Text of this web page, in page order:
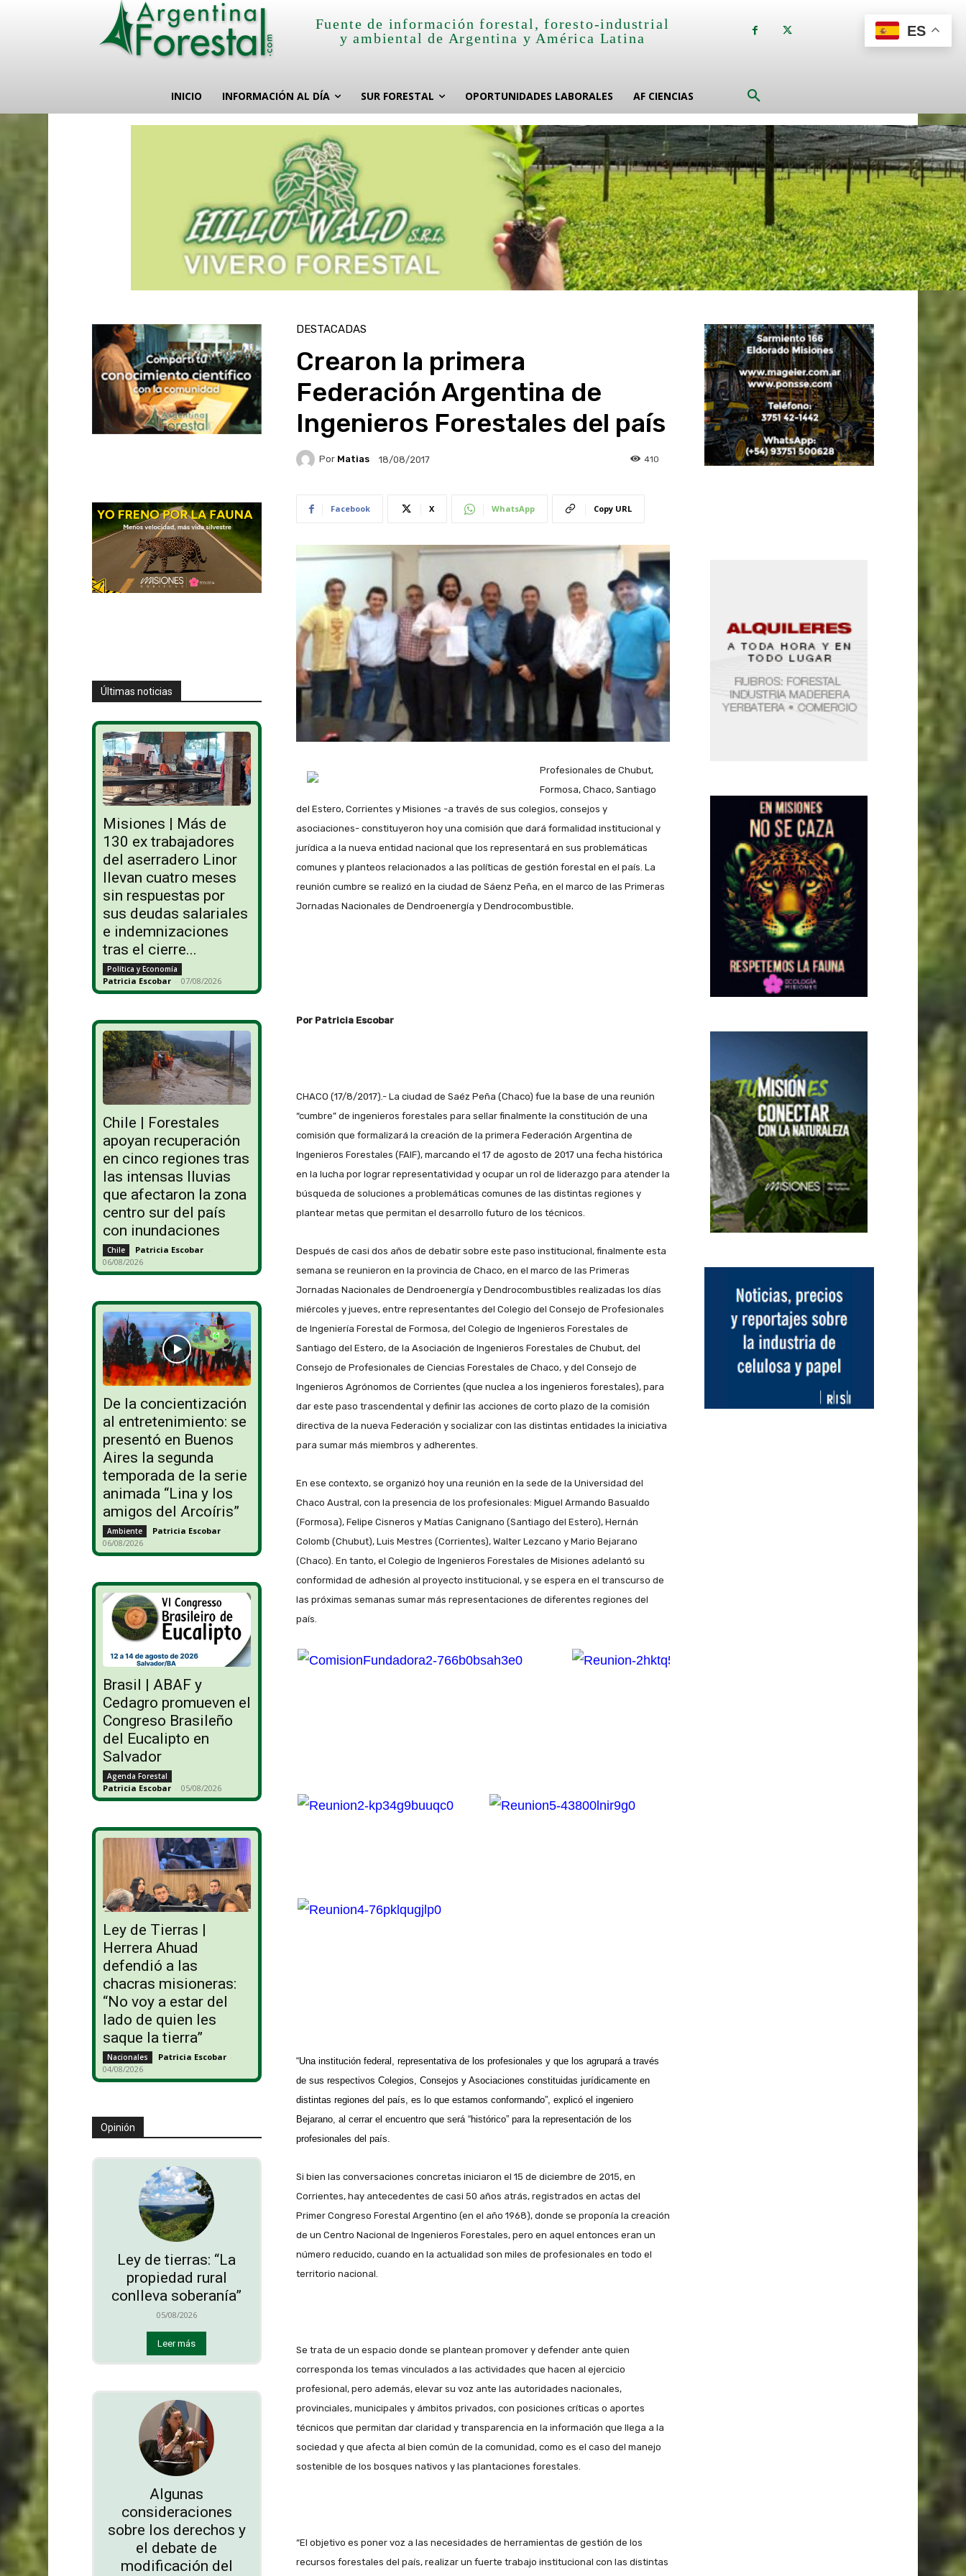
Fuente de información forestal, foresto-industrial
y ambiental de Argentina y América Latina
INICIO INFORMACIÓN AL DÍA SUR FORESTAL OPORTUNIDADES LABORALES AF CIENCIAS
Últimas noticias
Misiones | Más de
130 ex trabajadores
del aserradero Linor
llevan cuatro meses
sin respuestas por
sus deudas salariales
e indemnizaciones
tras el cierre...
Política y Economía
Patricia Escobar - 07/08/2026
Chile | Forestales
apoyan recuperación
en cinco regiones tras
las intensas lluvias
que afectaron la zona
centro sur del país
con inundaciones
Chile Patricia Escobar -
06/08/2026
De la concientización
al entretenimiento: se
presentó en Buenos
Aires la segunda
temporada de la serie
animada “Lina y los
amigos del Arcoíris”
Ambiente Patricia Escobar -
06/08/2026
Brasil | ABAF y
Cedagro promueven el
Congreso Brasileño
del Eucalipto en
Salvador
Agenda Forestal
Patricia Escobar - 05/08/2026
Ley de Tierras |
Herrera Ahuad
defendió a las
chacras misioneras:
“No voy a estar del
lado de quien les
saque la tierra”
Nacionales Patricia Escobar -
04/08/2026
Opinión
Ley de tierras: “La
propiedad rural
conlleva soberanía”
05/08/2026
Leer más
Algunas
consideraciones
sobre los derechos y
el debate de
modificación del
DESTACADAS
Crearon la primera
Federación Argentina de
Ingenieros Forestales del país
Por Matias 18/08/2017 410
Facebook X WhatsApp Copy URL
Profesionales de Chubut,
Formosa, Chaco, Santiago
del Estero, Corrientes y Misiones -a través de sus colegios, consejos y
asociaciones- constituyeron hoy una comisión que dará formalidad institucional y
jurídica a la nueva entidad nacional que los representará en sus problemáticas
comunes y planteos relacionados a las políticas de gestión forestal en el país. La
reunión cumbre se realizó en la ciudad de Sáenz Peña, en el marco de las Primeras
Jornadas Nacionales de Dendroenergía y Dendrocombustible.
Por Patricia Escobar
CHACO (17/8/2017).- La ciudad de Saéz Peña (Chaco) fue la base de una reunión
“cumbre” de ingenieros forestales para sellar finalmente la constitución de una
comisión que formalizará la creación de la primera Federación Argentina de
Ingenieros Forestales (FAIF), marcando el 17 de agosto de 2017 una fecha histórica
en la lucha por lograr representatividad y ocupar un rol de liderazgo para atender la
búsqueda de soluciones a problemáticas comunes de las distintas regiones y
plantear metas que permitan el desarrollo futuro de los técnicos.
Después de casi dos años de debatir sobre este paso institucional, finalmente esta
semana se reunieron en la provincia de Chaco, en el marco de las Primeras
Jornadas Nacionales de Dendroenergía y Dendrocombustibles realizadas los días
miércoles y jueves, entre representantes del Colegio del Consejo de Profesionales
de Ingeniería Forestal de Formosa, del Colegio de Ingenieros Forestales de
Santiago del Estero, de la Asociación de Ingenieros Forestales de Chubut, del
Consejo de Profesionales de Ciencias Forestales de Chaco, y del Consejo de
Ingenieros Agrónomos de Corrientes (que nuclea a los ingenieros forestales), para
dar este paso trascendental y definir las acciones de corto plazo de la comisión
directiva de la nueva Federación y socializar con las distintas entidades la iniciativa
para sumar más miembros y adherentes.
En ese contexto, se organizó hoy una reunión en la sede de la Universidad del
Chaco Austral, con la presencia de los profesionales: Miguel Armando Basualdo
(Formosa), Felipe Cisneros y Matías Canignano (Santiago del Estero), Hernán
Colomb (Chubut), Luis Mestres (Corrientes), Walter Lezcano y Mario Bejarano
(Chaco). En tanto, el Colegio de Ingenieros Forestales de Misiones adelantó su
conformidad de adhesión al proyecto institucional, y se espera en el transcurso de
las próximas semanas sumar más representaciones de diferentes regiones del
país.
“Una institución federal, representativa de los profesionales y que los agrupará a través
de sus respectivos Colegios, Consejos y Asociaciones constituidas jurídicamente en
distintas regiones del país, es lo que estamos conformando”, explicó el ingeniero
Bejarano, al cerrar el encuentro que será “histórico” para la representación de los
profesionales del país.
Si bien las conversaciones concretas iniciaron el 15 de diciembre de 2015, en
Corrientes, hay antecedentes de casi 50 años atrás, registrados en actas del
Primer Congreso Forestal Argentino (en el año 1968), donde se proponía la creación
de un Centro Nacional de Ingenieros Forestales, pero en aquel entonces eran un
número reducido, cuando en la actualidad son miles de profesionales en todo el
territorio nacional.
Se trata de un espacio donde se plantean promover y defender ante quien
corresponda los temas vinculados a las actividades que hacen al ejercicio
profesional, pero además, elevar su voz ante las autoridades nacionales,
provinciales, municipales y ámbitos privados, con posiciones críticas o aportes
técnicos que permitan dar claridad y transparencia en la información que llega a la
sociedad y que afecta al bien común de la comunidad, como es el caso del manejo
sostenible de los bosques nativos y las plantaciones forestales.
“El objetivo es poner voz a las necesidades de herramientas de gestión de los
recursos forestales del país, realizar un fuerte trabajo institucional con las distintas
ES